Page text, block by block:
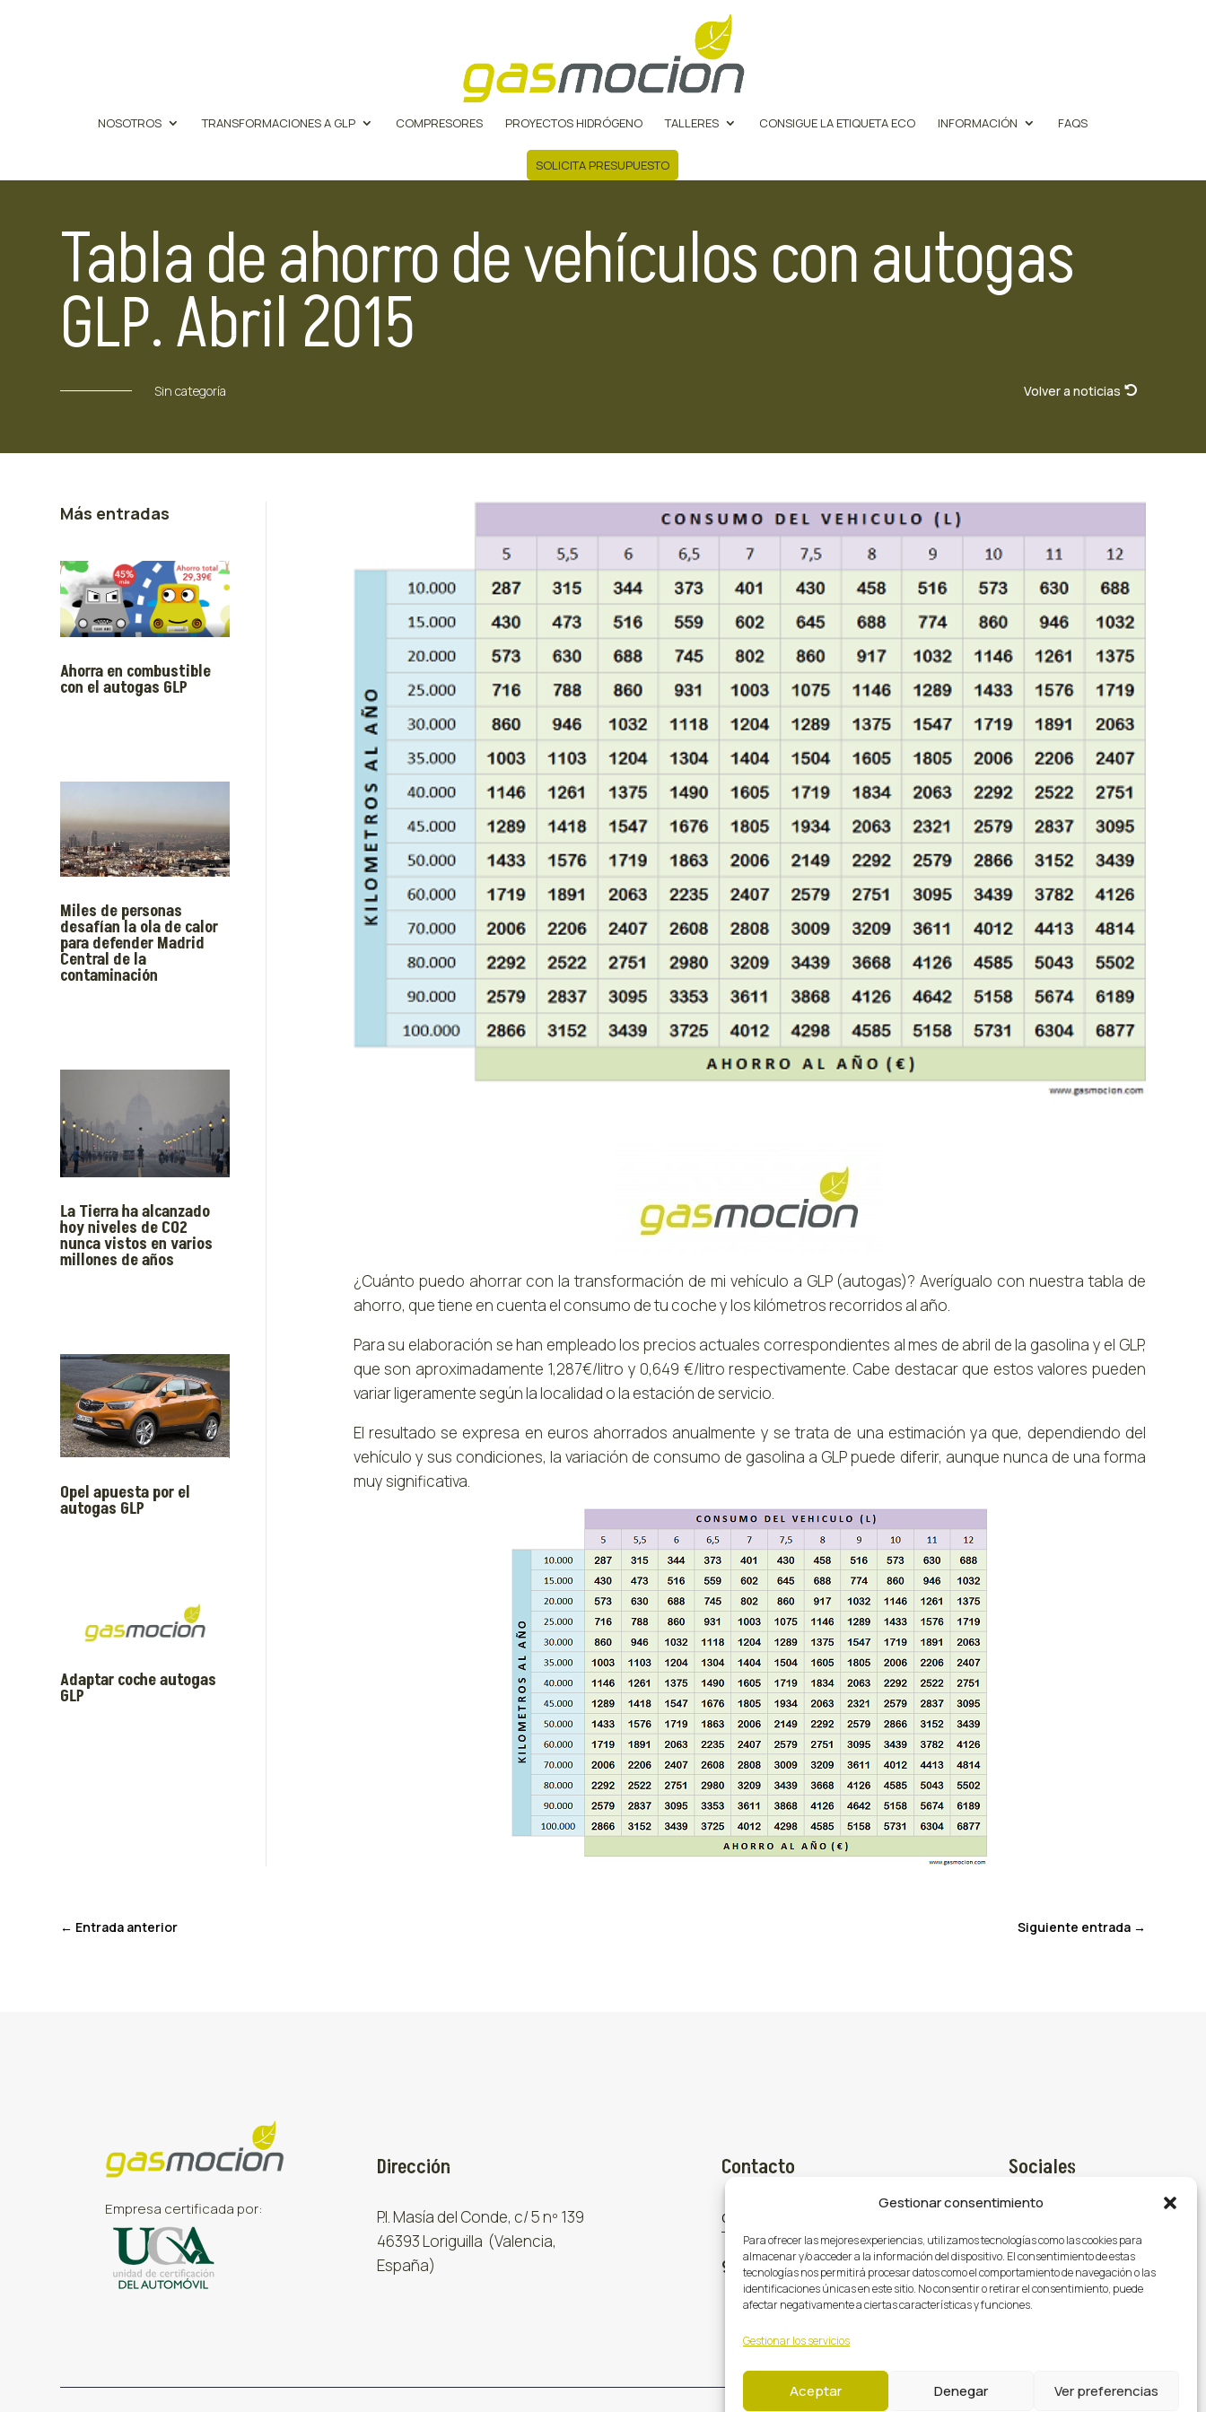
Gestionar consentimiento
Para ofrecer las mejores experiencias, utilizamos tecnologías como las cookies para
almacenar y/o acceder a la información del dispositivo. El consentimiento de estas
tecnologías nos permitirá procesar datos como el comportamiento de navegación o las
identificaciones únicas en este sitio. No consentir o retirar el consentimiento, puede
afectar negativamente a ciertas características y funciones.
Gestionar los servicios
Aceptar Denegar Ver preferencias
NOSOTROS TRANSFORMACIONES A GLP COMPRESORES PROYECTOS HIDRÓGENO TALLERES CONSIGUE LA ETIQUETA ECO INFORMACIÓN FAQS
SOLICITA PRESUPUESTO
Tabla de ahorro de vehículos con autogas
GLP. Abril 2015
Sin categoría Volver a noticias
Más entradas
Ahorra en combustible
con el autogas GLP
Miles de personas
desafían la ola de calor
para defender Madrid
Central de la
contaminación
La Tierra ha alcanzado
hoy niveles de CO2
nunca vistos en varios
millones de años
Opel apuesta por el
autogas GLP
Adaptar coche autogas
GLP
¿Cuánto puedo ahorrar con la transformación de mi vehículo a GLP (autogas)? Averígualo con nuestra tabla de
ahorro, que tiene en cuenta el consumo de tu coche y los kilómetros recorridos al año.
Para su elaboración se han empleado los precios actuales correspondientes al mes de abril de la gasolina y el GLP,
que son aproximadamente 1,287€/litro y 0,649 €/litro respectivamente. Cabe destacar que estos valores pueden
variar ligeramente según la localidad o la estación de servicio.
El resultado se expresa en euros ahorrados anualmente y se trata de una estimación ya que, dependiendo del
vehículo y sus condiciones, la variación de consumo de gasolina a GLP puede diferir, aunque nunca de una forma
muy significativa.
← Entrada anterior Siguiente entrada→
Empresa certificada por:
Dirección
P.I. Masía del Conde, c/ 5 nº 139
46393 Loriguilla (Valencia,
España)
Contacto
comercial@gasmocion.com
961 667 879
Sociales
 Facebook
 X (Twitter)
 Instagram